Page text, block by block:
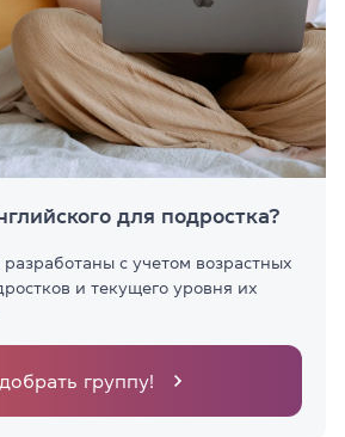
для подростка?
с учетом возрастных
и текущего уровня их
группу!